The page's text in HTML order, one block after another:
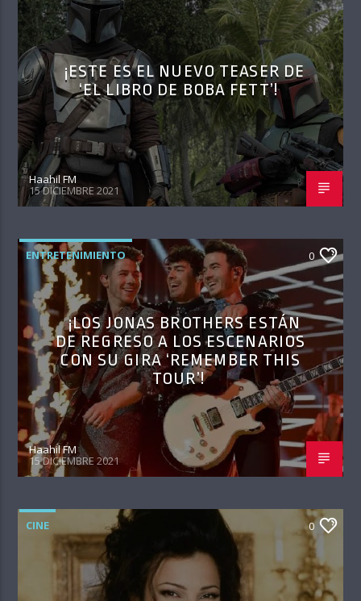
¡ESTE ES EL NUEVO TEASER DE
‘EL LIBRO DE BOBA FETT’!
Haahil FM
15 DICIEMBRE 2021
ENTRETENIMIENTO 0
¡LOS JONAS BROTHERS ESTÁN
DE REGRESO A LOS ESCENARIOS
CON SU GIRA ‘REMEMBER THIS
TOUR’!
Haahil FM
15 DICIEMBRE 2021
CINE 0